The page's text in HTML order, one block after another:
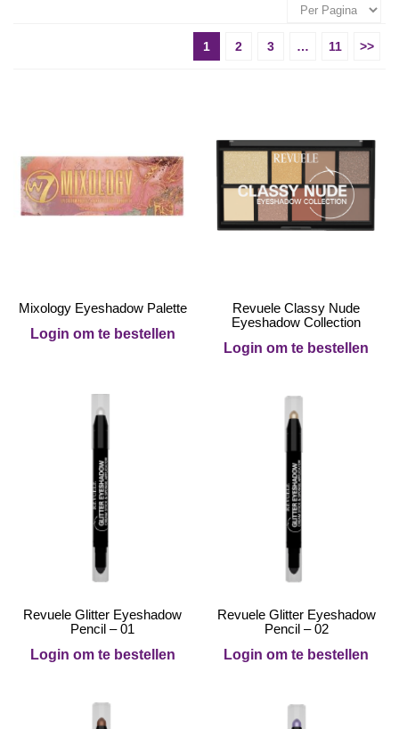
1 2 3 … 11 >>
Mixology Eyeshadow Palette
Login om te bestellen
Revuele Classy Nude
Eyeshadow Collection
Login om te bestellen
Revuele Glitter Eyeshadow
Pencil – 01
Login om te bestellen
Revuele Glitter Eyeshadow
Pencil – 02
Login om te bestellen